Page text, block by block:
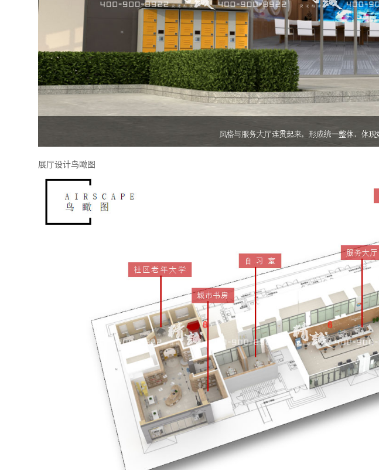
展厅设计鸟瞰图